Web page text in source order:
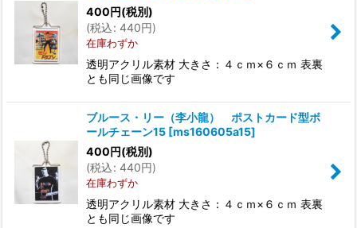
400円(税別)
(税込: 440円)
在庫わずか
透明アクリル素材 大きさ：４ｃｍ×６ｃｍ 表裏
とも同じ画像です
ブルース・リー（李小龍） ポストカード型ボ
ールチェーン15 [ms160605a15]
400円(税別)
(税込: 440円)
在庫わずか
透明アクリル素材 大きさ：４ｃｍ×６ｃｍ 表裏
とも同じ画像です